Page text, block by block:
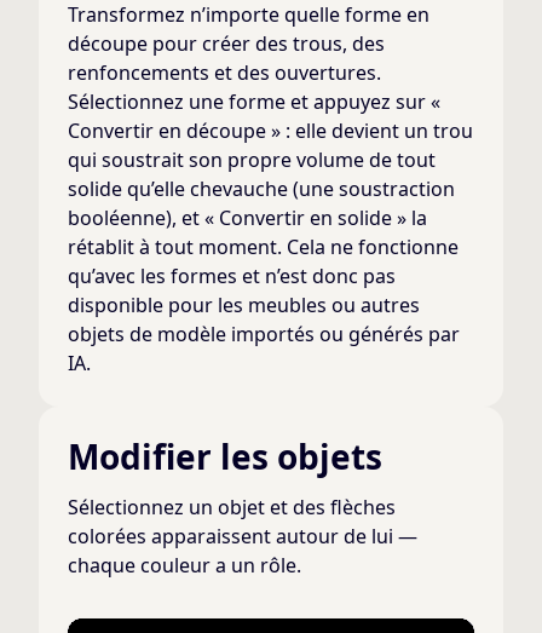
Transformez n’importe quelle forme en
découpe pour créer des trous, des
renfoncements et des ouvertures.
Sélectionnez une forme et appuyez sur «
Convertir en découpe » : elle devient un trou
qui soustrait son propre volume de tout
solide qu’elle chevauche (une soustraction
booléenne), et « Convertir en solide » la
rétablit à tout moment. Cela ne fonctionne
qu’avec les formes et n’est donc pas
disponible pour les meubles ou autres
objets de modèle importés ou générés par
IA.
Modifier les objets
Sélectionnez un objet et des flèches
colorées apparaissent autour de lui —
chaque couleur a un rôle.